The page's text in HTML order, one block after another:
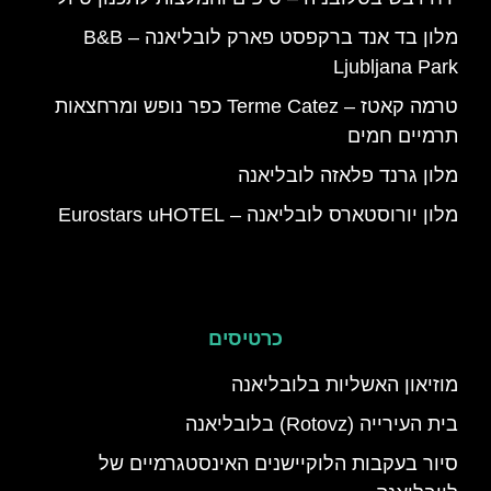
מלון בד אנד ברקפסט פארק לובליאנה – B&B
Ljubljana Park
טרמה קאטז – Terme Catez כפר נופש ומרחצאות
תרמיים חמים
מלון גרנד פלאזה לובליאנה
מלון יורוסטארס לובליאנה – Eurostars uHOTEL
כרטיסים
מוזיאון האשליות בלובליאנה
בית העירייה (Rotovz) בלובליאנה
סיור בעקבות הלוקיישנים האינסטגרמיים של